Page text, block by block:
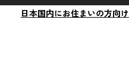
日本国内にお住まいの方向け